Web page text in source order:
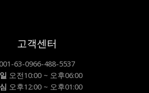
고객센터
63-0966-488-5537
오전10:00 ~ 오후06:00
오후12:00 ~ 오후01:00